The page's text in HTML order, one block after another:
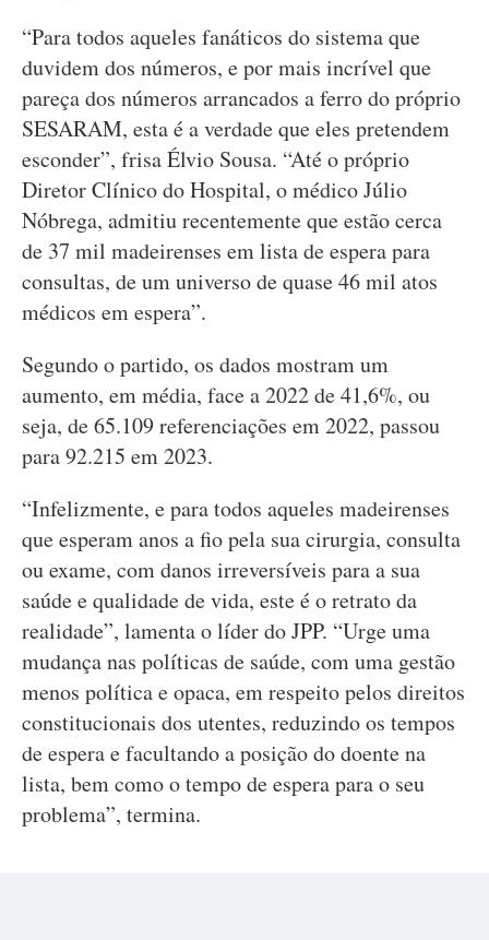
“Para todos aqueles fanáticos do sistema que
duvidem dos números, e por mais incrível que
pareça dos números arrancados a ferro do próprio
SESARAM, esta é a verdade que eles pretendem
esconder”, frisa Élvio Sousa. “Até o próprio
Diretor Clínico do Hospital, o médico Júlio
Nóbrega, admitiu recentemente que estão cerca
de 37 mil madeirenses em lista de espera para
consultas, de um universo de quase 46 mil atos
médicos em espera”.
Segundo o partido, os dados mostram um
aumento, em média, face a 2022 de 41,6%, ou
seja, de 65.109 referenciações em 2022, passou
para 92.215 em 2023.
“Infelizmente, e para todos aqueles madeirenses
que esperam anos a fio pela sua cirurgia, consulta
ou exame, com danos irreversíveis para a sua
saúde e qualidade de vida, este é o retrato da
realidade”, lamenta o líder do JPP. “Urge uma
mudança nas políticas de saúde, com uma gestão
menos política e opaca, em respeito pelos direitos
constitucionais dos utentes, reduzindo os tempos
de espera e facultando a posição do doente na
lista, bem como o tempo de espera para o seu
problema”, termina.